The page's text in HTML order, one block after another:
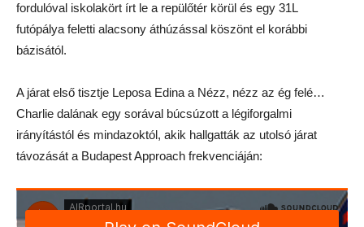
fordulóval iskolakört írt le a repülőtér körül és egy 31L
futópálya feletti alacsony áthúzással köszönt el korábbi
bázisától.
A járat első tisztje Leposa Edina a Nézz, nézz az ég felé…
Charlie dalának egy sorával búcsúzott a légiforgalmi
irányítástól és mindazoktól, akik hallgatták az utolsó járat
távozását a Budapest Approach frekvenciáján: